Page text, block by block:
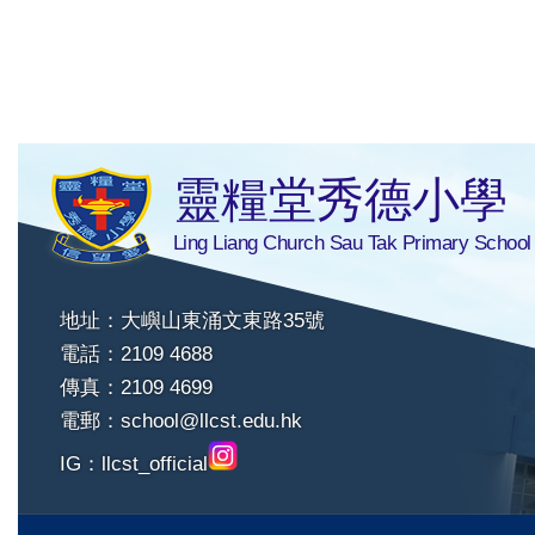
靈糧堂秀德小學
Ling Liang Church Sau Tak Primary School
地址：大嶼山東涌文東路35號
電話：2109 4688
傳真：2109 4699
電郵： school@llcst.edu.hk
IG：
llcst_official